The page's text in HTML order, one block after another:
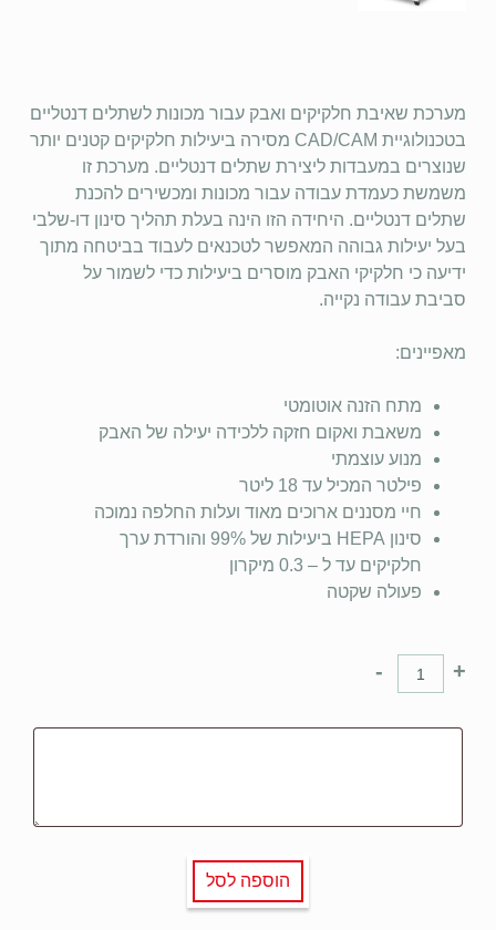
מערכת שאיבת חלקיקים ואבק עבור מכונות לשתלים דנטליים
בטכנולוגיית CAD/CAM מסירה ביעילות חלקיקים קטנים יותר
שנוצרים במעבדות ליצירת שתלים דנטליים. מערכת זו
משמשת כעמדת עבודה עבור מכונות ומכשירים להכנת
שתלים דנטליים. היחידה הזו הינה בעלת תהליך סינון דו-שלבי
בעל יעילות גבוהה המאפשר לטכנאים לעבוד בביטחה מתוך
ידיעה כי חלקיקי האבק מוסרים ביעילות כדי לשמור על
סביבת עבודה נקייה.
מאפיינים:
מתח הזנה אוטומטי
משאבת ואקום חזקה ללכידה יעילה של האבק
מנוע עוצמתי
פילטר המכיל עד 18 ליטר
חיי מסננים ארוכים מאוד ועלות החלפה נמוכה
סינון HEPA ביעילות של 99% והורדת ערך
חלקיקים עד ל – 0.3 מיקרון
פעולה שקטה
+
-
הוספה לסל